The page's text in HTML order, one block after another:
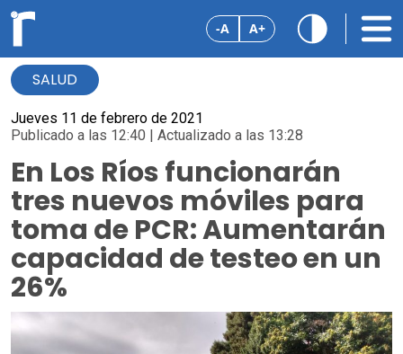
-A A+
SALUD
Jueves 11 de febrero de 2021
Publicado a las 12:40 | Actualizado a las 13:28
En Los Ríos funcionarán
tres nuevos móviles para
toma de PCR: Aumentarán
capacidad de testeo en un
26%